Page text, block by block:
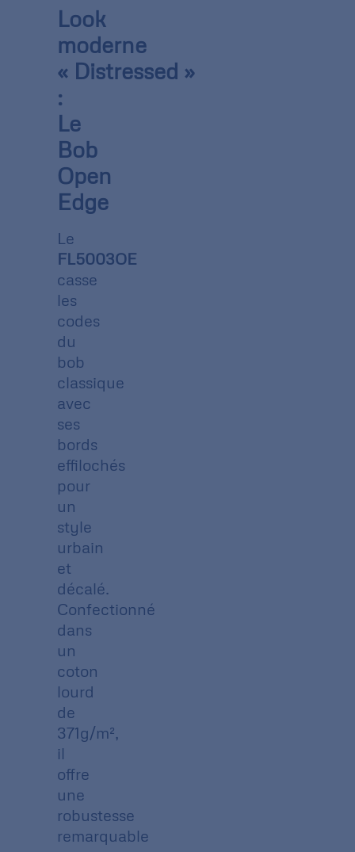
Look
moderne
« Distressed »
:
Le
Bob
Open
Edge
Le
FL5003OE
casse
les
codes
du
bob
classique
avec
ses
bords
effilochés
pour
un
style
urbain
et
décalé.
Confectionné
dans
un
coton
lourd
de
371g/m²,
il
offre
une
robustesse
remarquable